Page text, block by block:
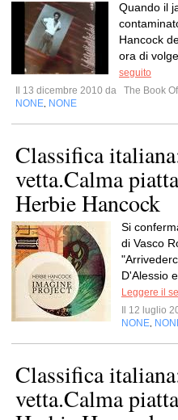
Quando il
Hancock
ora di
seguito
Il 13 dicembre 2010 da
The Book
NONE NONE
Classifica
vetta.Calma
Herbie Hancock
Si
di Vasco
D'Alessio
Leggere il
Il 12 luglio
NONE
Classifica
vetta.Calma